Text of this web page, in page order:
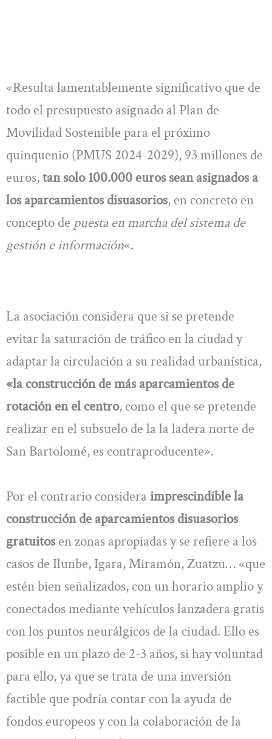
«Resulta lamentablemente significativo que de
todo el presupuesto asignado al Plan de
Movilidad Sostenible para el próximo
quinquenio (PMUS 2024-2029), 93 millones de
euros,tan solo 100.000 euros sean asignados a
los aparcamientos disuasorios, en concreto en
concepto de puesta en marcha del sistema de
gestión e información«.
La asociación considera que si se pretende
evitar la saturación de tráfico en la ciudad y
adaptar la circulación a su realidad urbanística,
«la construcción de más aparcamientos de
rotación en el centro, como el que se pretende
realizar en el subsuelo de la la ladera norte de
San Bartolomé, es contraproducente».
Por el contrario considera imprescindible la
construcción de aparcamientos disuasorios
gratuitosen zonas apropiadas y se refiere a los
casos de Ilunbe, Igara, Miramón, Zuatzu… «que
estén bien señalizados, con un horario amplio y
conectados mediante vehículos lanzadera gratis
con los puntos neurálgicos de la ciudad. Ello es
posible en un plazo de 2-3 años, si hay voluntad
para ello, ya que se trata de una inversión
factible que podría contar con la ayuda de
fondos europeos y con la colaboración de la